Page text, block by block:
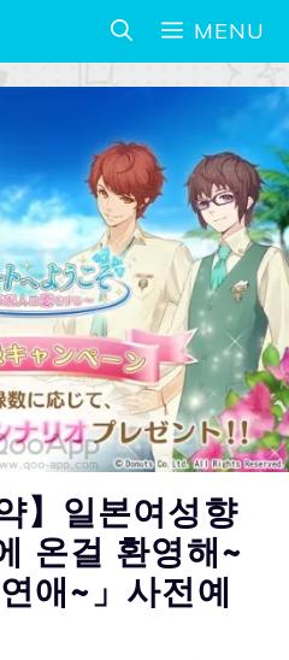
MENU
】일본여성향
온걸 환영해~
애~」사전예